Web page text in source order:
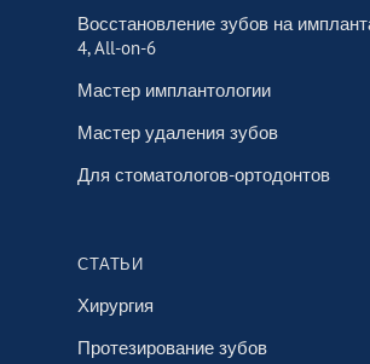
Восстановление зубов на
4, All-on-6
Мастер имплантологии
Мастер удаления зубов
Для стоматологов-ортодонтов
СТАТЬИ
Хирургия
Протезирование зубов